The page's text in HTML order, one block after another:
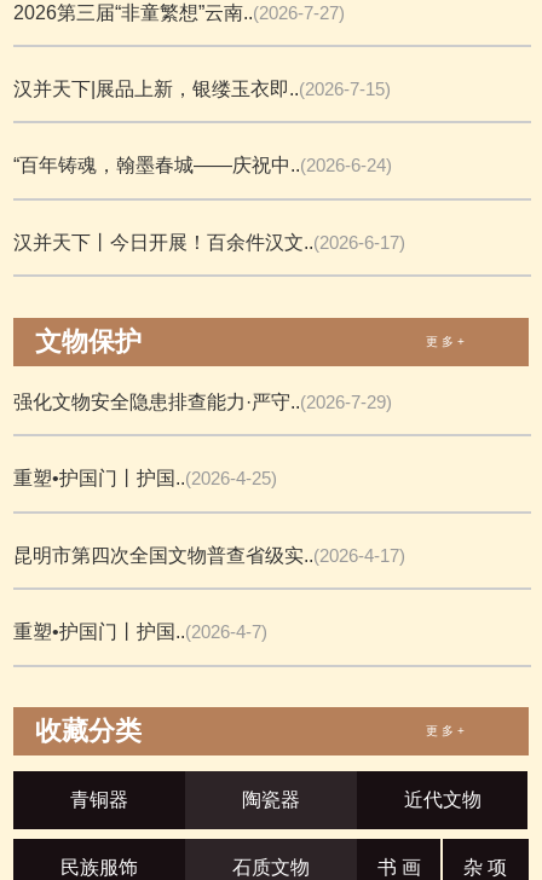
2026第三届“非童繁想”云南..(2026-7-27)
汉并天下|展品上新，银缕玉衣即..(2026-7-15)
“百年铸魂，翰墨春城——庆祝中..(2026-6-24)
汉并天下丨今日开展！百余件汉文..(2026-6-17)
文物保护 更 多 +
强化文物安全隐患排查能力·严守..(2026-7-29)
重塑•护国门丨护国..(2026-4-25)
昆明市第四次全国文物普查省级实..(2026-4-17)
重塑•护国门丨护国..(2026-4-7)
收藏分类 更 多 +
青铜器 陶瓷器 近代文物
民族服饰 石质文物 书 画 杂 项